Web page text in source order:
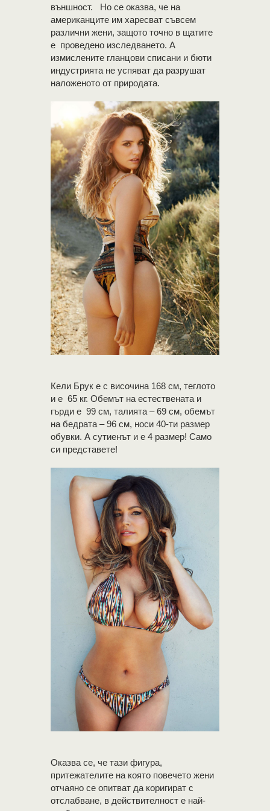
външност. Но се оказва, че на
американците им харесват съвсем
различни жени, защото точно в щатите
е проведено изследването. А
измислените гланцови списани и бюти
индустрията не успяват да разрушат
наложеното от природата.
Кели Брук е с височина 168 см, теглото
и е 65 кг. Обемът на естествената и
гърди е 99 см, талията – 69 см, обемът
на бедрата – 96 см, носи 40-ти размер
обувки. А сутиенът и е 4 размер! Само
си представете!
Оказва се, че тази фигура,
притежателите на която повечето жени
отчаяно се опитват да коригират с
отслабване, в действителност е най-